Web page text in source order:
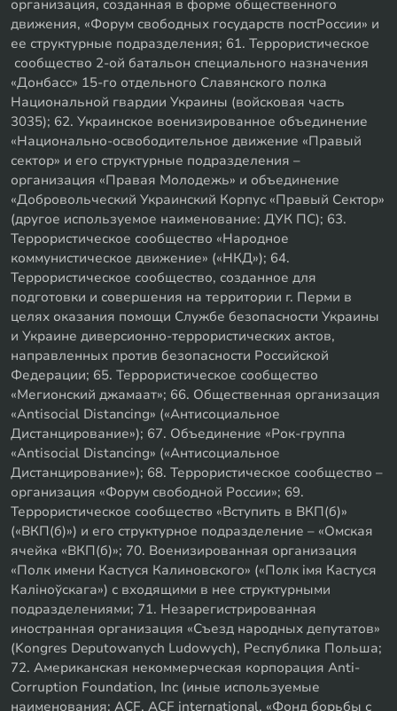
организация, созданная в форме общественного
движения, «Форум свободных государств постРоссии» и
ее структурные подразделения; 61. Террористическое
сообщество 2-ой батальон специального назначения
«Донбасс» 15-го отдельного Славянского полка
Национальной гвардии Украины (войсковая часть
3035); 62. Украинское военизированное объединение
«Национально-освободительное движение «Правый
сектор» и его структурные подразделения –
организация «Правая Молодежь» и объединение
«Добровольческий Украинский Корпус «Правый Сектор»
(другое используемое наименование: ДУК ПС); 63.
Террористическое сообщество «Народное
коммунистическое движение» («НКД»); 64.
Террористическое сообщество, созданное для
подготовки и совершения на территории г. Перми в
целях оказания помощи Службе безопасности Украины
и Украине диверсионно-террористических актов,
направленных против безопасности Российской
Федерации; 65. Террористическое сообщество
«Мегионский джамаат»; 66. Общественная организация
«Antisocial Distancing» («Антисоциальное
Дистанцирование»); 67. Объединение «Рок-группа
«Antisocial Distancing» («Антисоциальное
Дистанцирование»); 68. Террористическое сообщество –
организация «Форум свободной России»; 69.
Террористическое сообщество «Вступить в ВКП(б)»
(«ВКП(б)») и его структурное подразделение – «Омская
ячейка «ВКП(б)»; 70. Военизированная организация
«Полк имени Кастуся Калиновского» («Полк iмя Кастуся
Калiноўскага») с входящими в нее структурными
подразделениями; 71. Незарегистрированная
иностранная организация «Съезд народных депутатов»
(Kongres Deputowanych Ludowych), Республика Польша;
72. Американская некоммерческая корпорация Anti-
Corruption Foundation, Inc (иные используемые
наименования: ACF, ACF international, «Фонд борьбы с